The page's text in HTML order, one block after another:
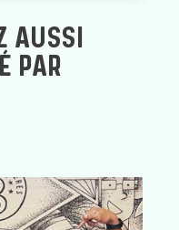
AUSSI
PAR